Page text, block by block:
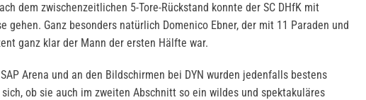
dem zwischenzeitlichen 5-Tore-Rückstand konnte der SC DHfK mit
gehen. Ganz besonders natürlich Domenico Ebner, der mit 11 Paraden und
ganz klar der Mann der ersten Hälfte war.
Arena und an den Bildschirmen bei DYN wurden jedenfalls bestens
ob sie auch im zweiten Abschnitt so ein wildes und spektakuläres